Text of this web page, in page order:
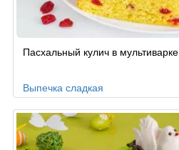
поПасхальный кулич в мультиварке
Выпечка сладкая